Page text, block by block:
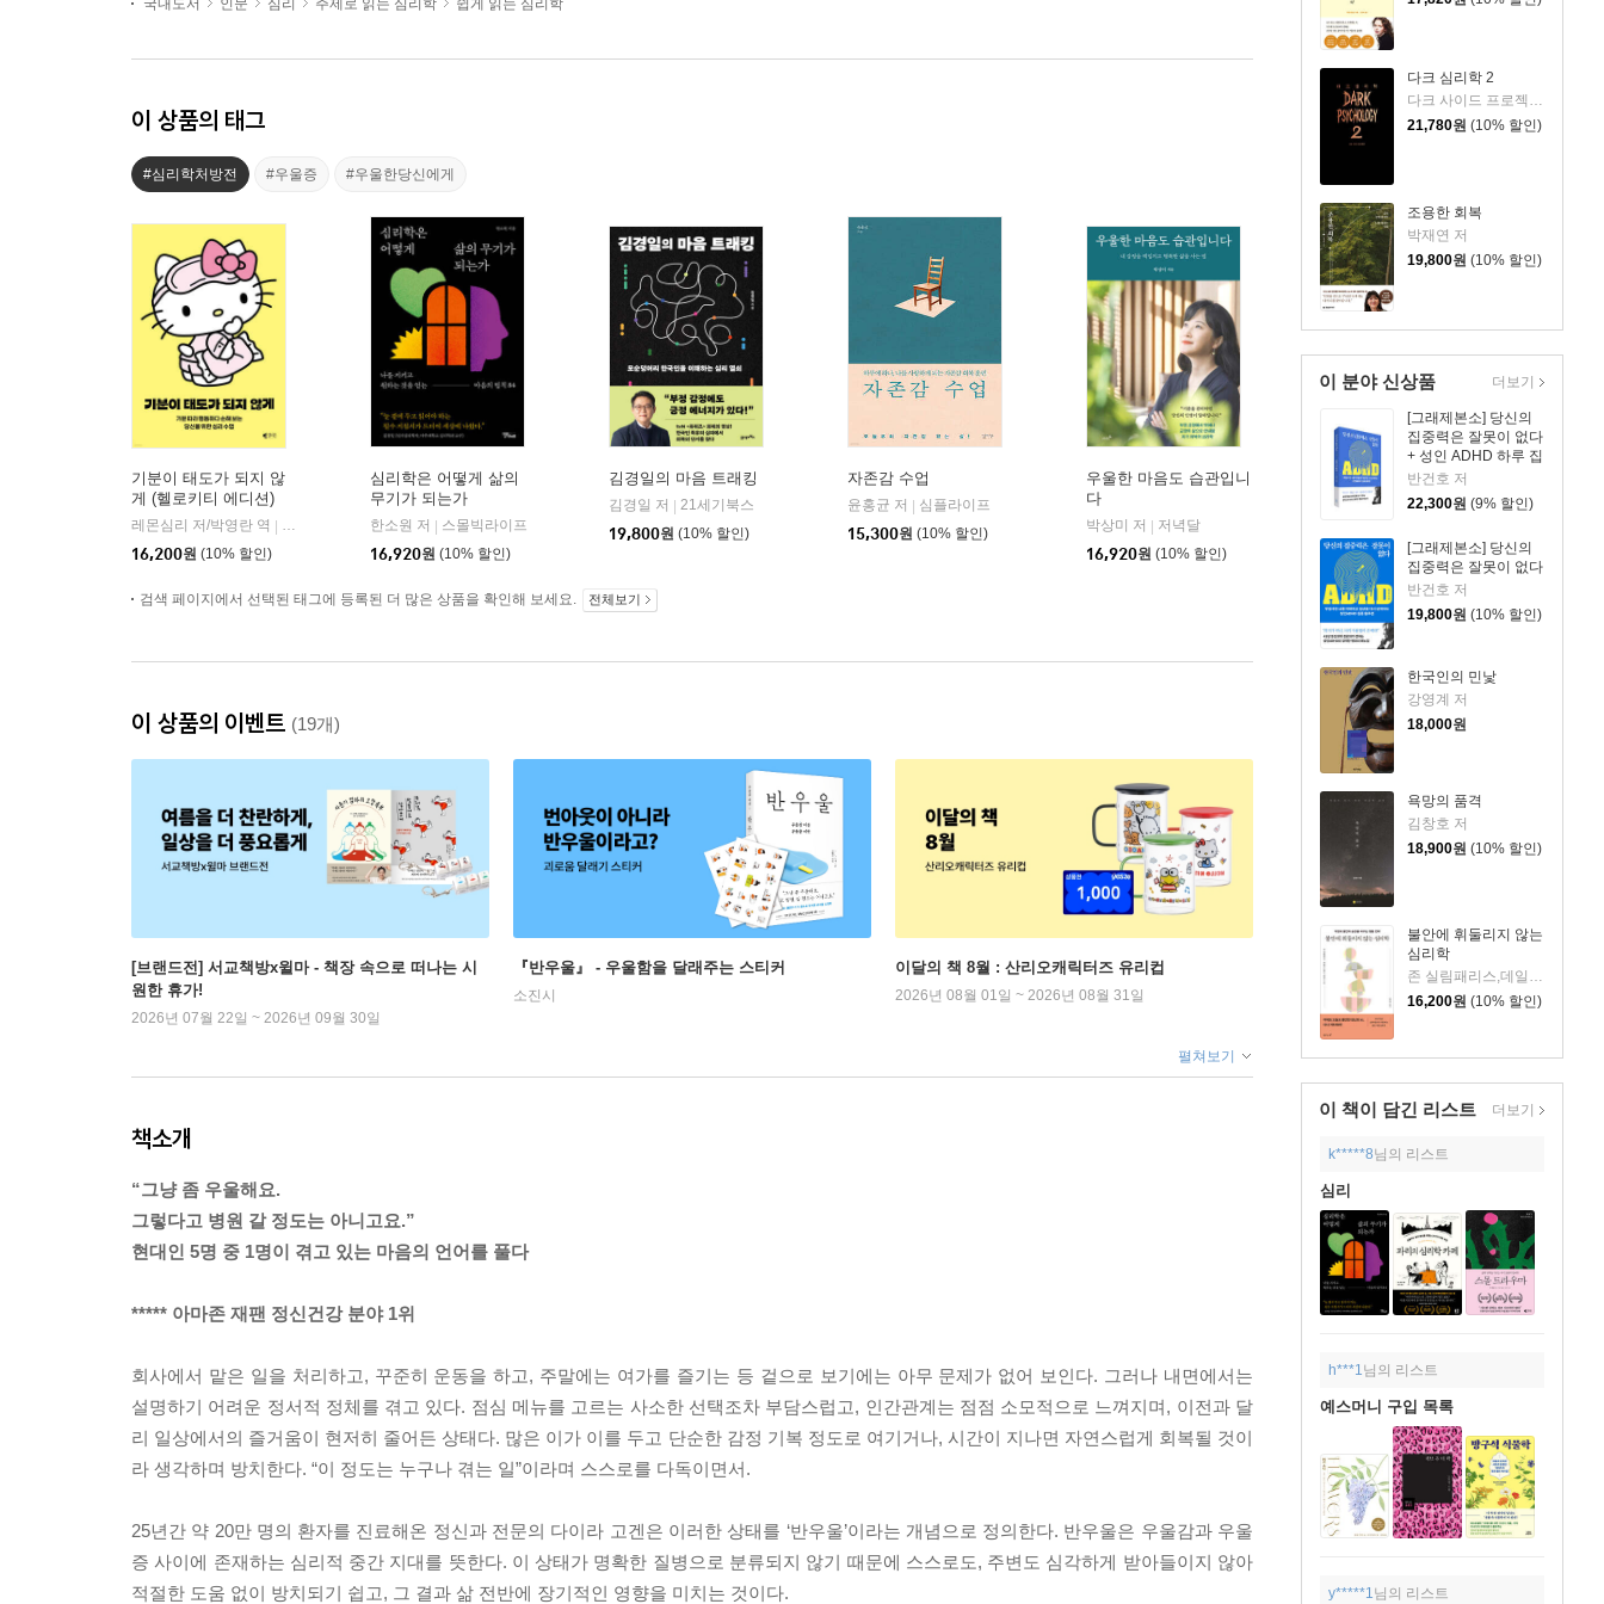
다크 심리학 2
다크 사이드 프로젝트 저
21,780원 (10% 할인)
조용한 회복
박재연 저
19,800원 (10% 할인)
이 분야 신상품
[그래제본소] 당신의
집중력은 잘못이 없다
+ 성인 ADHD 하루 집
중 리마인더 킷
반건호 저
22,300원 (9% 할인)
[그래제본소] 당신의
집중력은 잘못이 없다
반건호 저
19,800원 (10% 할인)
한국인의 민낯
강영계 저
18,000원
욕망의 품격
김창호 저
18,900원 (10% 할인)
불안에 휘둘리지 않는
심리학
16,200원 (10% 할인)
더보기
이 책이 담긴 리스트 더보기
k*****8님의 리스트
심리
h***1님의 리스트
예스머니 구입 목록
y*****1님의 리스트
국내도서 인문 심리 주제로 읽는 심리학 쉽게 읽는 심리학
이 상품의 태그
#심리학처방전 #우울증 #우울한당신에게
기분이 태도가 되지 않
게 (헬로키티 에디션)
레몬심리 저/박영란 역
갤리온
16,200원 (10% 할인)
심리학은 어떻게 삶의
무기가 되는가
한소원 저
스몰빅라이프
16,920원 (10% 할인)
김경일의 마음 트래킹
김경일 저
21세기북스
19,800원 (10% 할인)
자존감 수업
윤홍균 저
심플라이프
15,300원 (10% 할인)
우울한 마음도 습관입니
다
박상미 저
저녁달
16,920원 (10% 할인)
검색 페이지에서 선택된 태그에 등록된 더 많은 상품을 확인해 보세요. 전체보기
이 상품의 이벤트 (19개)
[브랜드전] 서교책방x윌마 - 책장 속으로 떠나는 시
원한 휴가!
2026년 07월 22일 ~ 2026년 09월 30일
『반우울』 - 우울함을 달래주는 스티커
소진시
이달의 책 8월 : 산리오캐릭터즈 유리컵
2026년 08월 01일 ~ 2026년 08월 31일
펼쳐보기
책소개
“그냥 좀 우울해요.
그렇다고 병원 갈 정도는 아니고요.”
현대인 5명 중 1명이 겪고 있는 마음의 언어를 풀다
***** 아마존 재팬 정신건강 분야 1위
회사에서 맡은 일을 처리하고, 꾸준히 운동을 하고, 주말에는 여가를 즐기는 등 겉으로 보기에는 아무 문제가 없어 보인다. 그러나 내면에서는
설명하기 어려운 정서적 정체를 겪고 있다. 점심 메뉴를 고르는 사소한 선택조차 부담스럽고, 인간관계는 점점 소모적으로 느껴지며, 이전과 달
리 일상에서의 즐거움이 현저히 줄어든 상태다. 많은 이가 이를 두고 단순한 감정 기복 정도로 여기거나, 시간이 지나면 자연스럽게 회복될 것이
라 생각하며 방치한다. “이 정도는 누구나 겪는 일”이라며 스스로를 다독이면서.
25년간 약 20만 명의 환자를 진료해온 정신과 전문의 다이라 고겐은 이러한 상태를 ‘반우울’이라는 개념으로 정의한다. 반우울은 우울감과 우울
증 사이에 존재하는 심리적 중간 지대를 뜻한다. 이 상태가 명확한 질병으로 분류되지 않기 때문에 스스로도, 주변도 심각하게 받아들이지 않아
적절한 도움 없이 방치되기 쉽고, 그 결과 삶 전반에 장기적인 영향을 미치는 것이다.